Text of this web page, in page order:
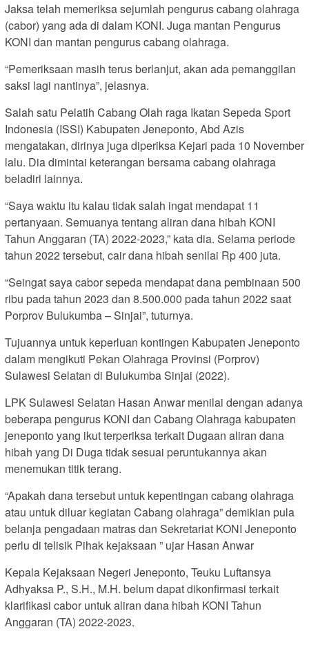
Jaksa telah memeriksa sejumlah pengurus cabang olahraga
(cabor) yang ada di dalam KONI. Juga mantan Pengurus
KONI dan mantan pengurus cabang olahraga.
“Pemeriksaan masih terus berlanjut, akan ada pemanggilan
saksi lagi nantinya”, jelasnya.
Salah satu Pelatih Cabang Olah raga Ikatan Sepeda Sport
Indonesia (ISSI) Kabupaten Jeneponto, Abd Azis
mengatakan, dirinya juga diperiksa Kejari pada 10 November
lalu. Dia dimintai keterangan bersama cabang olahraga
beladiri lainnya.
“Saya waktu itu kalau tidak salah ingat mendapat 11
pertanyaan. Semuanya tentang aliran dana hibah KONI
Tahun Anggaran (TA) 2022-2023,” kata dia. Selama periode
tahun 2022 tersebut, cair dana hibah senilai Rp 400 juta.
“Seingat saya cabor sepeda mendapat dana pembinaan 500
ribu pada tahun 2023 dan 8.500.000 pada tahun 2022 saat
Porprov Bulukumba – Sinjai”, tuturnya.
Tujuannya untuk keperluan kontingen Kabupaten Jeneponto
dalam mengikuti Pekan Olahraga Provinsi (Porprov)
Sulawesi Selatan di Bulukumba Sinjai (2022).
LPK Sulawesi Selatan Hasan Anwar menilai dengan adanya
beberapa pengurus KONI dan Cabang Olahraga kabupaten
jeneponto yang ikut terperiksa terkait Dugaan aliran dana
hibah yang Di Duga tidak sesuai peruntukannya akan
menemukan titik terang.
“Apakah dana tersebut untuk kepentingan cabang olahraga
atau untuk diluar kegiatan Cabang olahraga” demikian pula
belanja pengadaan matras dan Sekretariat KONI Jeneponto
perlu di telisik Pihak kejaksaan ” ujar Hasan Anwar
Kepala Kejaksaan Negeri Jeneponto, Teuku Luftansya
Adhyaksa P., S.H., M.H. belum dapat dikonfirmasi terkait
klarifikasi cabor untuk aliran dana hibah KONI Tahun
Anggaran (TA) 2022-2023.